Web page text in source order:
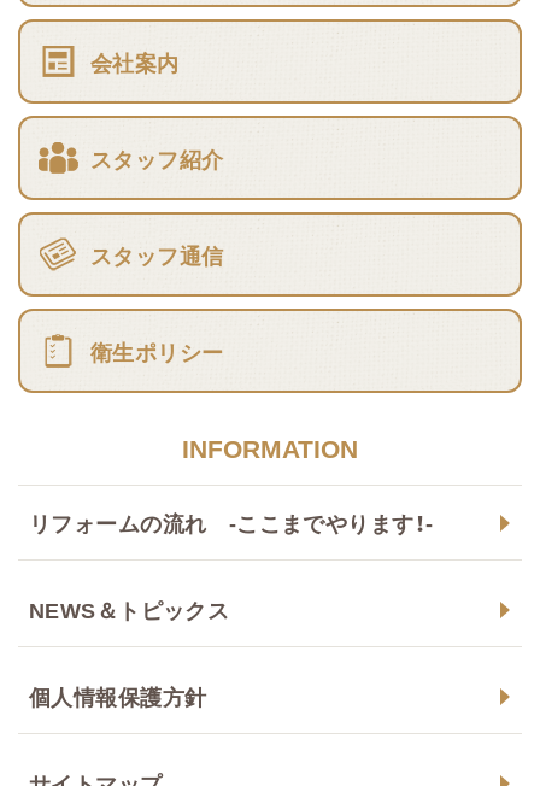
会社案内
スタッフ紹介
スタッフ通信
衛生ポリシー
INFORMATION
リフォームの流れ -ここまでやります！-
NEWS＆トピックス
個人情報保護方針